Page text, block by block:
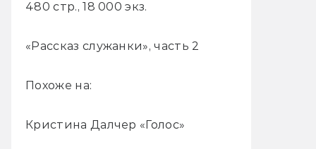
480 стр., 18 000 экз.
«Рассказ служанки», часть 2
Похоже на:
Кристина Далчер «Голос»